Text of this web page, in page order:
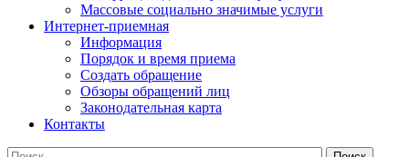
Массовые социально значимые услуги
Интернет-приемная
Информация
Порядок и время приема
Создать обращение
Обзоры обращений лиц
Законодательная карта
Контакты